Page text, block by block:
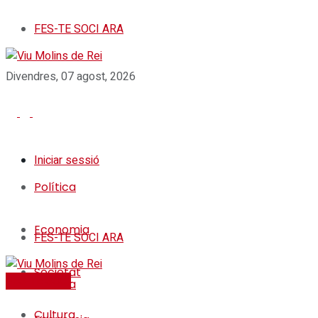
FES-TE SOCI ARA
Divendres, 07 agost, 2026
Iniciar sessió
Política
Economia
Societat
FES-TE SOCI ARA
Política